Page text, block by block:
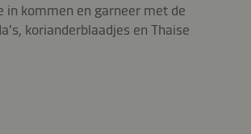
in kommen en garneer met de
korianderblaadjes en Thaise